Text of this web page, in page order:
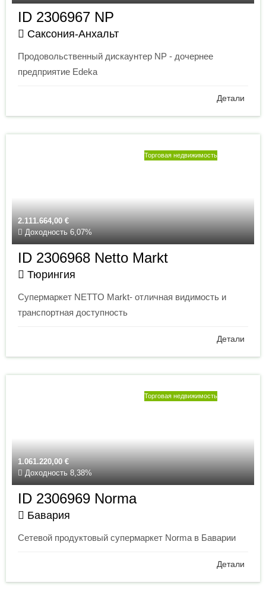
ID 2306967 NP
Саксония-Анхальт
Продовольственный дискаунтер NP - дочернее
предприятие Edeka
Детали
2.111.664,00 €
Доходность 6,07%
Торговая недвижимость
ID 2306968 Netto Markt
Тюрингия
Супермаркет NETTO Markt- отличная видимость и
транспортная доступность
Детали
1.061.220,00 €
Доходность 8,38%
Торговая недвижимость
ID 2306969 Norma
Бавария
Сетевой продуктовый супермаркет Norma в Баварии
Детали